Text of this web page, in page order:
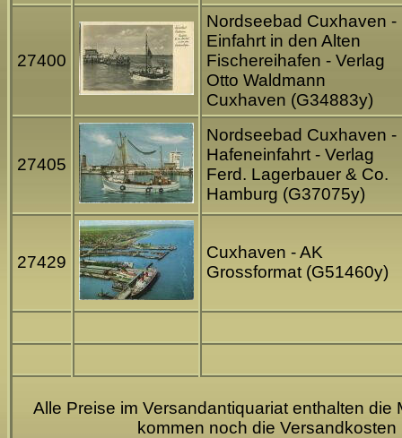
27400
Nordseebad Cuxhaven -
Einfahrt in den Alten
Fischereihafen - Verlag
Otto Waldmann
Cuxhaven (G34883y)
27405
Nordseebad Cuxhaven -
Hafeneinfahrt - Verlag
Ferd. Lagerbauer & Co.
Hamburg (G37075y)
27429
Cuxhaven - AK
Grossformat (G51460y)
Alle Preise im Versandantiquariat enthalten die
kommen noch die Versandkosten